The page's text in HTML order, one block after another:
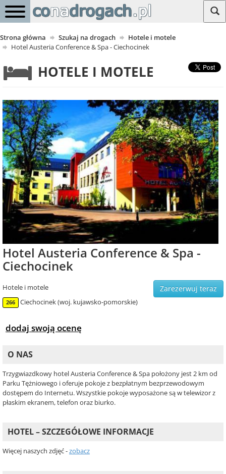
Strona główna Szukaj na drogach
Hotele i motele
Hotel Austeria Conference & Spa - Ciechocinek
HOTELE I MOTELE
Hotel Austeria Conference & Spa -
Ciechocinek
Zarezerwuj teraz
Hotele i motele
266 Ciechocinek (woj. kujawsko-pomorskie)
dodaj swoją ocenę
O NAS
Trzygwiazdkowy hotel Austeria Conference & Spa położony jest 2 km od
Parku Tężniowego i oferuje pokoje z bezpłatnym bezprzewodowym
dostępem do Internetu. Wszystkie pokoje wyposażone są w telewizor z
płaskim ekranem, telefon oraz biurko.
HOTEL – SZCZEGÓŁOWE INFORMACJE
Więcej naszych zdjęć -zobacz